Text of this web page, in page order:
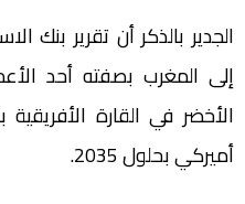
الجدير بالذكر أن تقرير بنك
إلى المغرب بصفته أحد
الأخضر في القارة الأفريقية
أميركي بحلول 2035.